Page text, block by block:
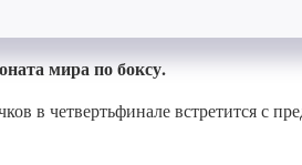
мира по боксу.
в четвертьфинале встретится с